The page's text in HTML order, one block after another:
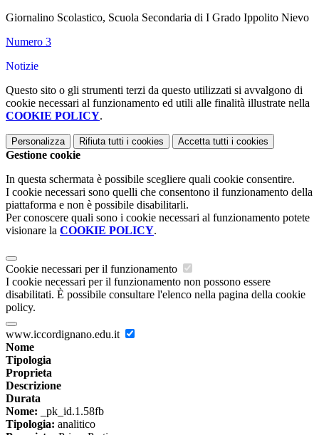
Giornalino Scolastico, Scuola Secondaria di I Grado Ippolito Nievo
Numero 3
Notizie
Questo sito o gli strumenti terzi da questo utilizzati si avvalgono di
cookie necessari al funzionamento ed utili alle finalità illustrate nella
COOKIE POLICY.
Personalizza Rifiuta tutti i cookies Accetta tutti i cookies
Gestione cookie
In questa schermata è possibile scegliere quali cookie consentire.
I cookie necessari sono quelli che consentono il funzionamento della
piattaforma e non è possibile disabilitarli.
Per conoscere quali sono i cookie necessari al funzionamento potete
visionare la COOKIE POLICY.
Cookie necessari per il funzionamento
I cookie necessari per il funzionamento non possono essere
disabilitati. È possibile consultare l'elenco nella pagina della cookie
policy.
www.iccordignano.edu.it
Nome
Tipologia
Proprieta
Descrizione
Durata
Nome: _pk_id.1.58fb
Tipologia: analitico